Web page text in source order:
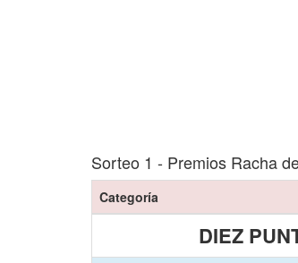
Sorteo 1 - Premios Racha
Categoría
DIEZ